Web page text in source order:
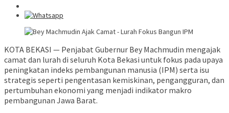
KOTA BEKASI — Penjabat Gubernur Bey Machmudin mengajak
camat dan lurah di seluruh Kota Bekasi untuk fokus pada upaya
peningkatan indeks pembangunan manusia (IPM) serta isu
strategis seperti pengentasan kemiskinan, pengangguran, dan
pertumbuhan ekonomi yang menjadi indikator makro
pembangunan Jawa Barat.